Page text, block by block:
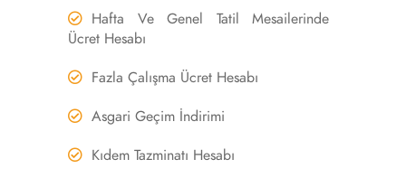
Hafta Ve Genel Tatil Mesailerinde
Ücret Hesabı
Fazla Çalışma Ücret Hesabı
Asgari Geçim İndirimi
Kıdem Tazminatı Hesabı